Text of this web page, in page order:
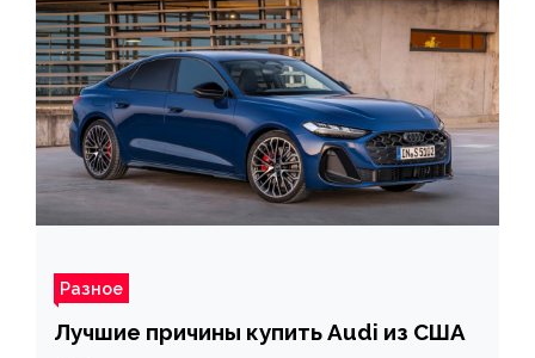
Разное
Лучшие причины купить Audi из США